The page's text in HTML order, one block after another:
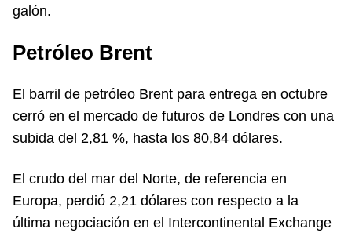
galón.
Petróleo Brent
El barril de petróleo Brent para entrega en octubre
cerró en el mercado de futuros de Londres con una
subida del 2,81 %, hasta los 80,84 dólares.
El crudo del mar del Norte, de referencia en
Europa, perdió 2,21 dólares con respecto a la
última negociación en el Intercontinental Exchange